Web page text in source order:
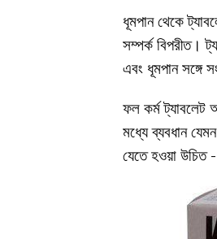
ধূমপান থেকে
সম্পর্ক বিপরীত।
এবং ধূমপান সঙ্গে
ফল কর্ম ট্যাবলেট
মধ্যে ব্যবধান
যেতে হওয়া উচিত